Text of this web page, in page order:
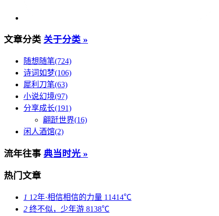
文章分类 关于分类 »
随想随笔(724)
诗词如梦(106)
犀利刀笔(63)
小说幻境(97)
分享成长(191)
翩跹世界(16)
闲人酒馆(2)
流年往事 典当时光 »
热门文章
1 12年·相信相信的力量 11414℃
2 终不似，少年游 8138℃